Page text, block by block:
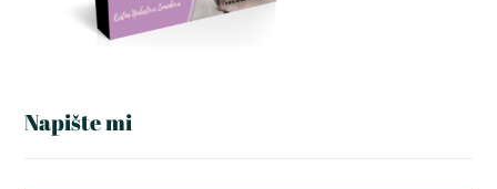
Napište mi